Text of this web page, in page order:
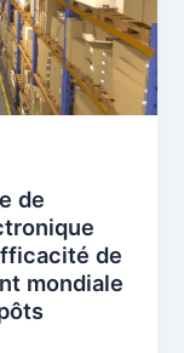
de
de
mondiale